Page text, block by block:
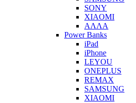
SONY
XIAOMI
ΑΛΛΑ
Power Banks
iPad
iPhone
LEYOU
ONEPLUS
REMAX
SAMSUNG
XIAOMI